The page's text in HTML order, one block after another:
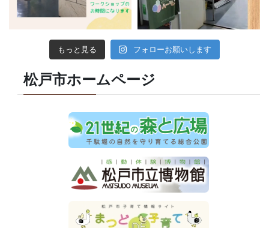
もっと見る フォローお願いします
松戸市ホームページ